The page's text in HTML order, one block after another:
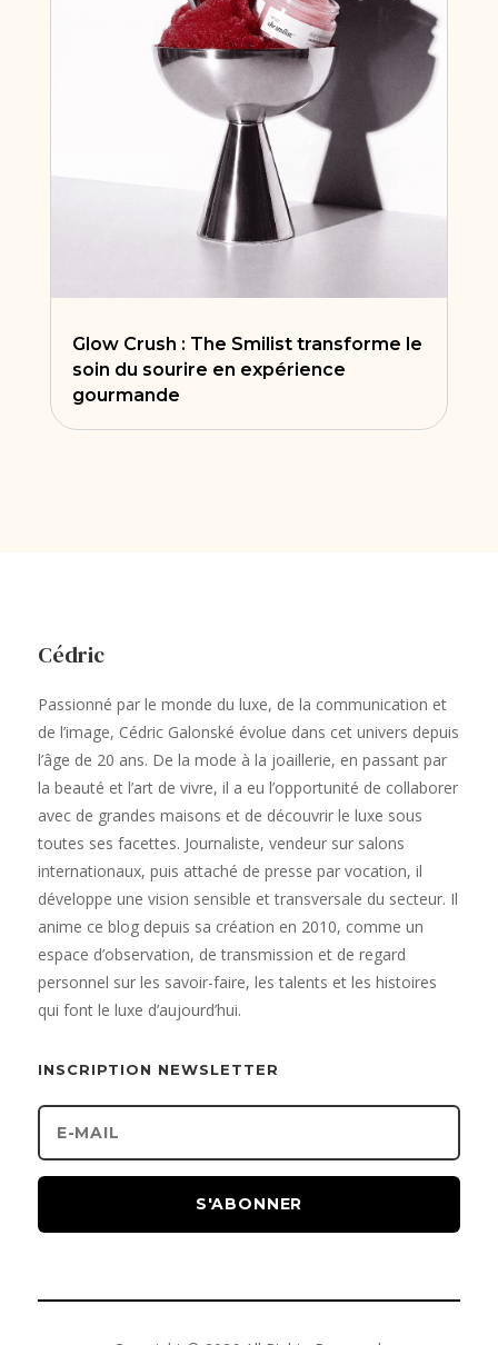
Glow Crush : The Smilist transforme le
soin du sourire en expérience
gourmande
Cédric
Passionné par le monde du luxe, de la communication et
de l’image, Cédric Galonské évolue dans cet univers depuis
l’âge de 20 ans. De la mode à la joaillerie, en passant par
la beauté et l’art de vivre, il a eu l’opportunité de collaborer
avec de grandes maisons et de découvrir le luxe sous
toutes ses facettes. Journaliste, vendeur sur salons
internationaux, puis attaché de presse par vocation, il
développe une vision sensible et transversale du secteur. Il
anime ce blog depuis sa création en 2010, comme un
espace d’observation, de transmission et de regard
personnel sur les savoir-faire, les talents et les histoires
qui font le luxe d’aujourd’hui.
INSCRIPTION NEWSLETTER
S'ABONNER